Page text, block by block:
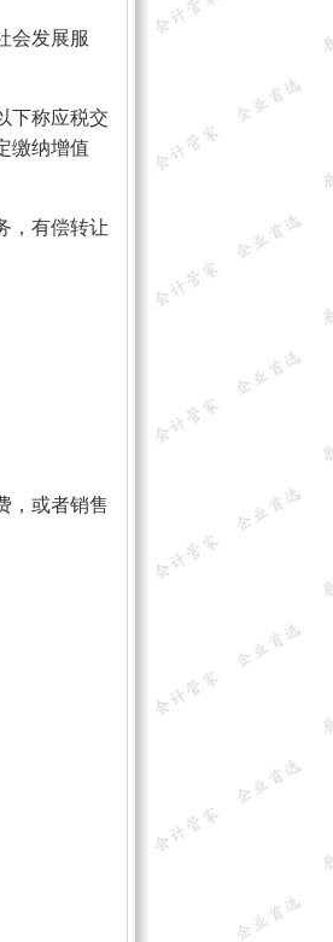
会发展服
下称应税交
缴纳增值
，有偿转让
，或者销售